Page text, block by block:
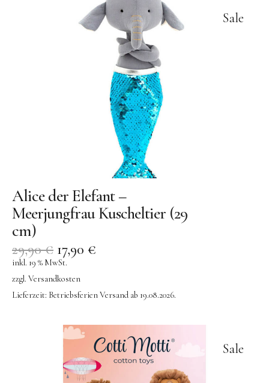
Sale
Alice der Elefant –
Meerjungfrau Kuscheltier (29
cm)
29,90€ 17,90 €
inkl. 19 % MwSt.
zzgl. Versandkosten
Lieferzeit: Betriebsferien Versand ab 19.08.2026.
Sale